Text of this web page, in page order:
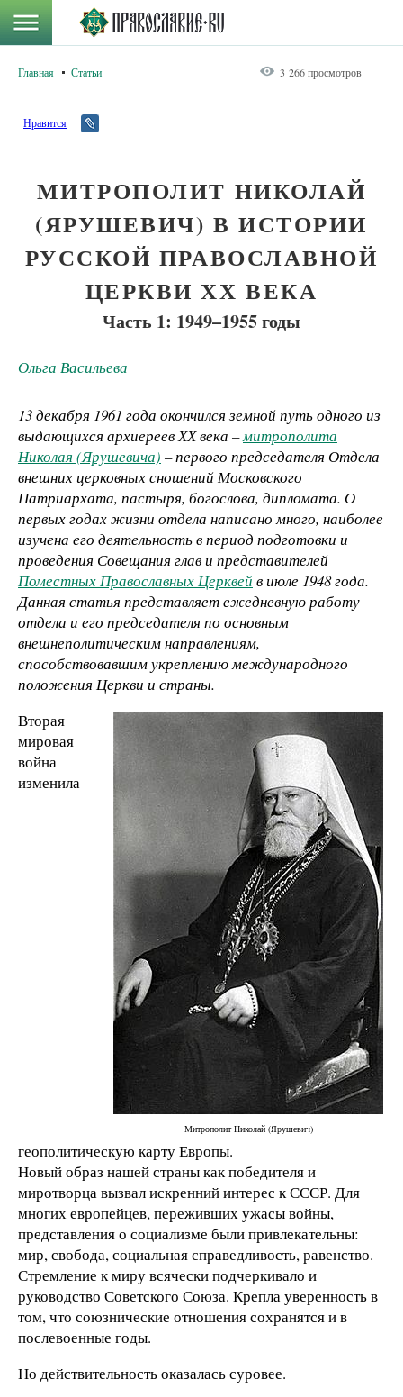
Главная Статьи 3 266 просмотров
Нравится
МИТРОПОЛИТ НИКОЛАЙ
(ЯРУШЕВИЧ) В ИСТОРИИ
РУССКОЙ ПРАВОСЛАВНОЙ
ЦЕРКВИ ХХ ВЕКА
Часть 1: 1949–1955 годы
Ольга Васильева
13 декабря 1961 года окончился земной путь одного из
выдающихся архиереев ХХ века –митрополита
Николая (Ярушевича) – первого председателя Отдела
внешних церковных сношений Московского
Патриархата, пастыря, богослова, дипломата. О
первых годах жизни отдела написано много, наиболее
изучена его деятельность в период подготовки и
проведения Совещания глав и представителей
Поместных Православных Церквейв июле 1948 года.
Данная статья представляет ежедневную работу
отдела и его председателя по основным
внешнеполитическим направлениям,
способствовавшим укреплению международного
положения Церкви и страны.
Митрополит Николай (Ярушевич)
Вторая
мировая
война
изменила
геополитическую карту Европы.
Новый образ нашей страны как победителя и
миротворца вызвал искренний интерес к СССР. Для
многих европейцев, переживших ужасы войны,
представления о социализме были привлекательны:
мир, свобода, социальная справедливость, равенство.
Стремление к миру всячески подчеркивало и
руководство Советского Союза. Крепла уверенность в
том, что союзнические отношения сохранятся и в
послевоенные годы.
Но действительность оказалась суровее.